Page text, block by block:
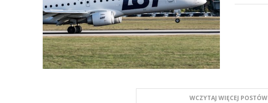
WCZYTAJ WIĘCEJ POSTÓW